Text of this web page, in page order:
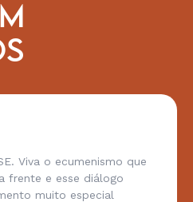
Viva o ecumenismo que
frente e esse diálogo
muito especial